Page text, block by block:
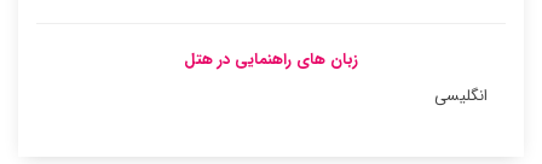
زبان های راهنمایی در هتل
انگلیسی